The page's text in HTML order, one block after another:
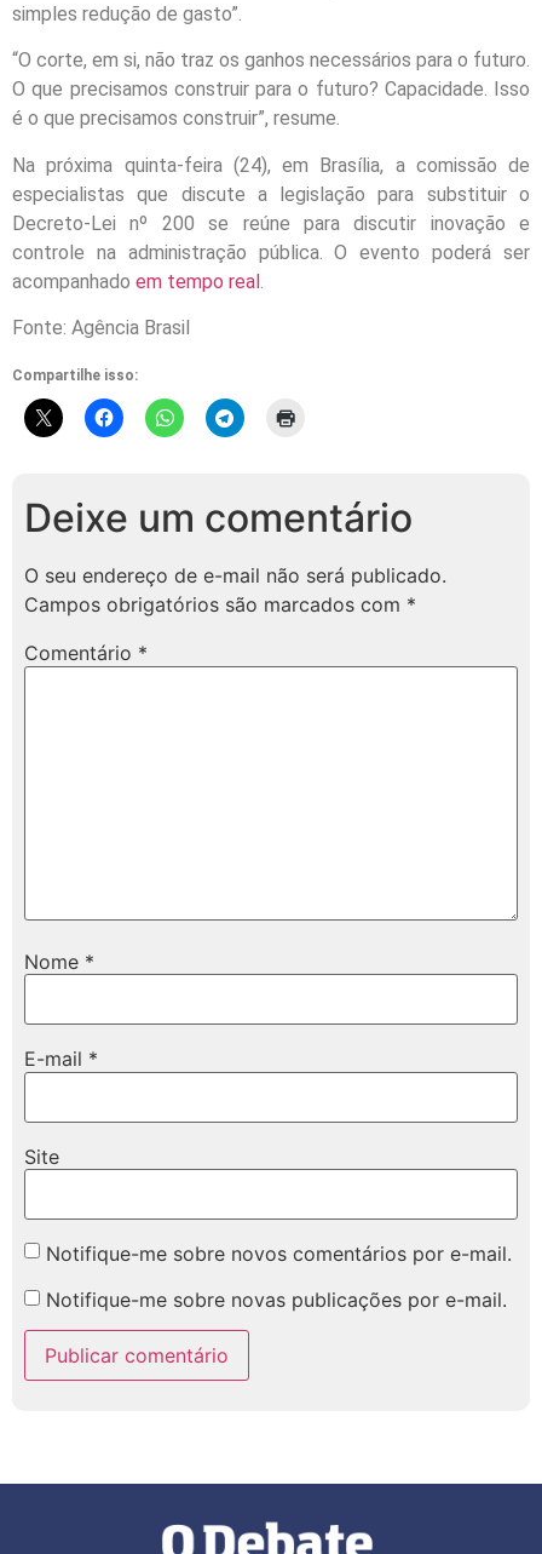
simples redução de gasto”.
“O corte, em si, não traz os ganhos necessários para o futuro.
O que precisamos construir para o futuro? Capacidade. Isso
é o que precisamos construir”, resume.
Na próxima quinta-feira (24), em Brasília, a comissão de
especialistas que discute a legislação para substituir o
Decreto-Lei nº 200 se reúne para discutir inovação e
controle na administração pública. O evento poderá ser
acompanhado em tempo real
Fonte: Agência Brasil
Compartilhe isso:
Deixe um comentário
O seu endereço de e-mail não será publicado.
Campos obrigatórios são marcados com *
Comentário *
Nome *
E-mail *
Site
Notifique-me sobre novos comentários por e-mail.
Notifique-me sobre novas publicações por e-mail.